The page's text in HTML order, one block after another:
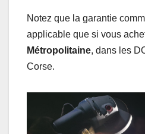
Notez que la garantie
applicable que si vous
Métropolitaine, dans les
Corse.